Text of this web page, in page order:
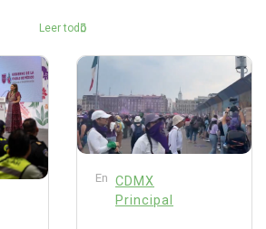
Leer todo
En CDMX
Principal